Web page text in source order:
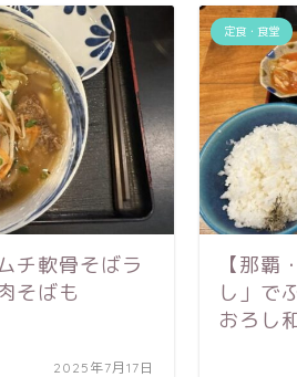
チ軟骨そばラ
そばも
2025年7月17日
定食・食堂
【那覇
し」で
おろし